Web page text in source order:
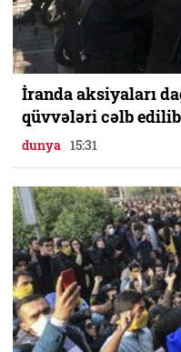
İranda aksiyaları
qüvvələri cəlb edilib
dunya 15:31